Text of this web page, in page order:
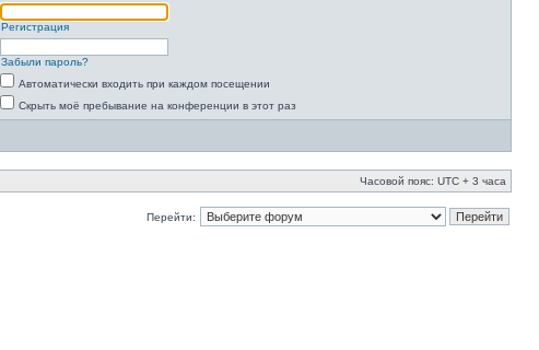
Регистрация
Забыли пароль?
Автоматически входить при каждом посещении
Скрыть моё пребывание на конференции в этот раз
Часовой пояс: UTC + 3 часа
Перейти: